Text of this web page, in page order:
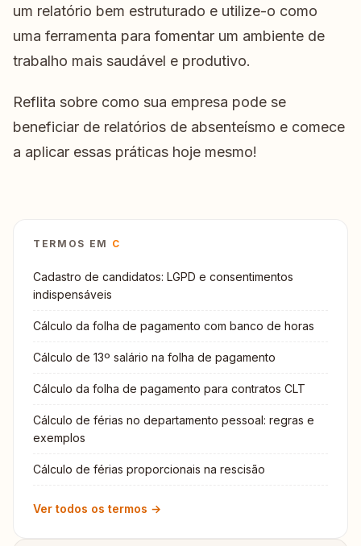
um relatório bem estruturado e utilize-o como
uma ferramenta para fomentar um ambiente de
trabalho mais saudável e produtivo.
Reflita sobre como sua empresa pode se
beneficiar de relatórios de absenteísmo e comece
a aplicar essas práticas hoje mesmo!
TERMOS EM C
Cadastro de candidatos: LGPD e consentimentos
indispensáveis
Cálculo da folha de pagamento com banco de horas
Cálculo de 13º salário na folha de pagamento
Cálculo da folha de pagamento para contratos CLT
Cálculo de férias no departamento pessoal: regras e
exemplos
Cálculo de férias proporcionais na rescisão
Ver todos os termos →